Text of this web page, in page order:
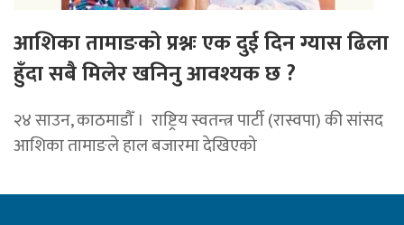
आशिका तामाङको प्रश्नः एक दुई दिन ग्यास ढिला
हुँदा सबै मिलेर खनिनु आवश्यक छ ?
२४ साउन, काठमाडौँ । राष्ट्रिय स्वतन्त्र पार्टी (रास्वपा) की सांसद
आशिका तामाङले हाल बजारमा देखिएको